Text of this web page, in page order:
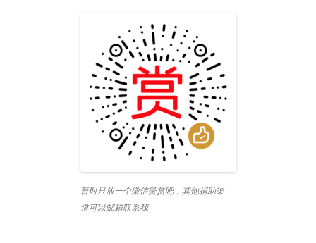
暂时只放一个微信赞赏吧，其他捐助渠
道可以邮箱联系我